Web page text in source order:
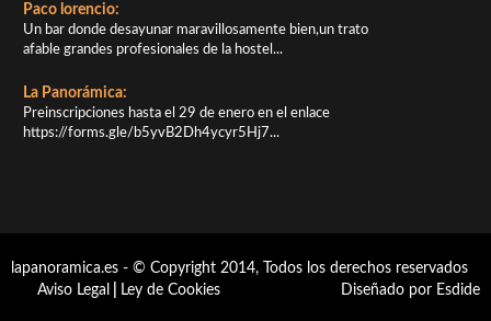
Paco lorencio:
Un bar donde desayunar maravillosamente bien,un trato
afable grandes profesionales de la hostel...
La Panorámica:
Preinscripciones hasta el 29 de enero en el enlace
https://forms.gle/b5yvB2Dh4ycyr5Hj7...
lapanoramica.es - © Copyright 2014, Todos los derechos reservados
Aviso Legal
Ley de Cookies Diseñado por Esdide